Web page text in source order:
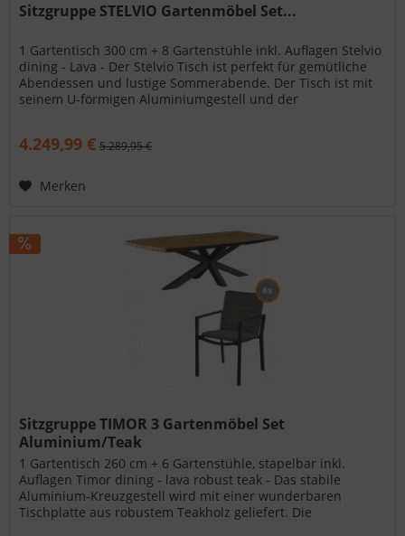
Sitzgruppe STELVIO Gartenmöbel Set...
1 Gartentisch 300 cm + 8 Gartenstühle inkl. Auflagen Stelvio
dining - Lava - Der Stelvio Tisch ist perfekt für gemütliche
Abendessen und lustige Sommerabende. Der Tisch ist mit
seinem U-förmigen Aluminiumgestell und der
4.249,99 € 5.289,95 €
Merken
Sitzgruppe TIMOR 3 Gartenmöbel Set
Aluminium/Teak
1 Gartentisch 260 cm + 6 Gartenstühle, stapelbar inkl.
Auflagen Timor dining - lava robust teak - Das stabile
Aluminium-Kreuzgestell wird mit einer wunderbaren
Tischplatte aus robustem Teakholz geliefert. Die